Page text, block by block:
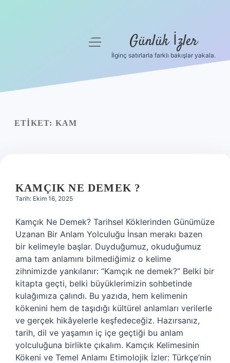
Yasal Uyarı
menüyü
Günlük İzler
İlginç satırlarla farklı bakışlar yakala.
ETIKET: KAM
KAMÇIK NE DEMEK ?
Tarih: Ekim 16, 2025
Kamçık Ne Demek? Tarihsel Köklerinden Günümüze
Uzanan Bir Anlam Yolculuğu İnsan merakı bazen
bir kelimeyle başlar. Duyduğumuz, okuduğumuz
ama tam anlamını bilmediğimiz o kelime
zihnimizde yankılanır: “Kamçık ne demek?” Belki bir
kitapta geçti, belki büyüklerimizin sohbetinde
kulağımıza çalındı. Bu yazıda, hem kelimenin
kökenini hem de taşıdığı kültürel anlamları verilerle
ve gerçek hikâyelerle keşfedeceğiz. Hazırsanız,
tarih, dil ve yaşamın iç içe geçtiği bu anlam
yolculuğuna birlikte çıkalım. Kamçık Kelimesinin
Kökeni ve Temel Anlamı Etimolojik İzler: Türkçe’nin